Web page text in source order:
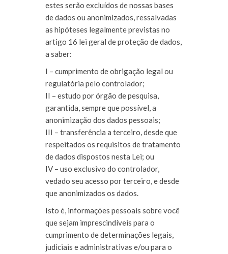
estes serão excluídos de nossas bases
de dados ou anonimizados, ressalvadas
as hipóteses legalmente previstas no
artigo 16 lei geral de proteção de dados,
a saber:
I – cumprimento de obrigação legal ou
regulatória pelo controlador;
II – estudo por órgão de pesquisa,
garantida, sempre que possível, a
anonimização dos dados pessoais;
III – transferência a terceiro, desde que
respeitados os requisitos de tratamento
de dados dispostos nesta Lei; ou
IV – uso exclusivo do controlador,
vedado seu acesso por terceiro, e desde
que anonimizados os dados.
Isto é, informações pessoais sobre você
que sejam imprescindíveis para o
cumprimento de determinações legais,
judiciais e administrativas e/ou para o